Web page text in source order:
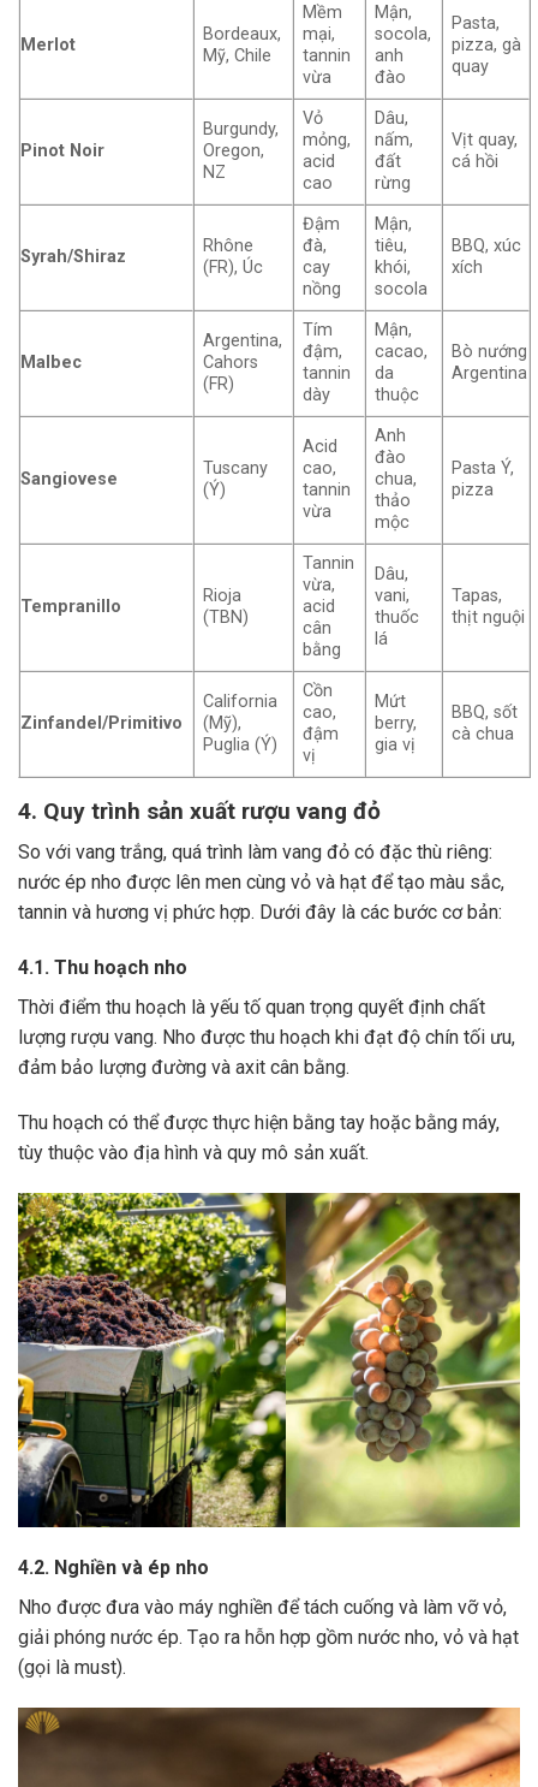
Merlot
Bordeaux,
Mỹ, Chile
Mềm
mại,
tannin
vừa
Mận,
socola,
anh
đào
Pasta,
pizza, gà
quay
Pinot Noir
Burgundy,
Oregon,
NZ
Vỏ
mỏng,
acid
cao
Dâu,
nấm,
đất
rừng
Vịt quay,
cá hồi
Syrah/Shiraz
Rhône
(FR), Úc
Đậm
đà,
cay
nồng
Mận,
tiêu,
khói,
socola
BBQ, xúc
xích
Malbec
Argentina,
Cahors
(FR)
Tím
đậm,
tannin
dày
Mận,
cacao,
da
thuộc
Bò nướng
Argentina
Sangiovese
Tuscany
(Ý)
Acid
cao,
tannin
vừa
Anh
đào
chua,
thảo
mộc
Pasta Ý,
pizza
Tempranillo
Rioja
(TBN)
Tannin
vừa,
acid
cân
bằng
Dâu,
vani,
thuốc
lá
Tapas,
thịt nguội
Zinfandel/Primitivo
California
(Mỹ),
Puglia (Ý)
Cồn
cao,
đậm
vị
Mứt
berry,
gia vị
BBQ, sốt
cà chua
4. Quy trình sản xuất rượu vang đỏ
So với vang trắng, quá trình làm vang đỏ có đặc thù riêng:
nước ép nho được lên men cùng vỏ và hạt để tạo màu sắc,
tannin và hương vị phức hợp. Dưới đây là các bước cơ bản:
4.1. Thu hoạch nho
Thời điểm thu hoạch là yếu tố quan trọng quyết định chất
lượng rượu vang. Nho được thu hoạch khi đạt độ chín tối ưu,
đảm bảo lượng đường và axit cân bằng.
Thu hoạch có thể được thực hiện bằng tay hoặc bằng máy,
tùy thuộc vào địa hình và quy mô sản xuất.
4.2. Nghiền và ép nho
Nho được đưa vào máy nghiền để tách cuống và làm vỡ vỏ,
giải phóng nước ép. Tạo ra hỗn hợp gồm nước nho, vỏ và hạt
(gọi là must).